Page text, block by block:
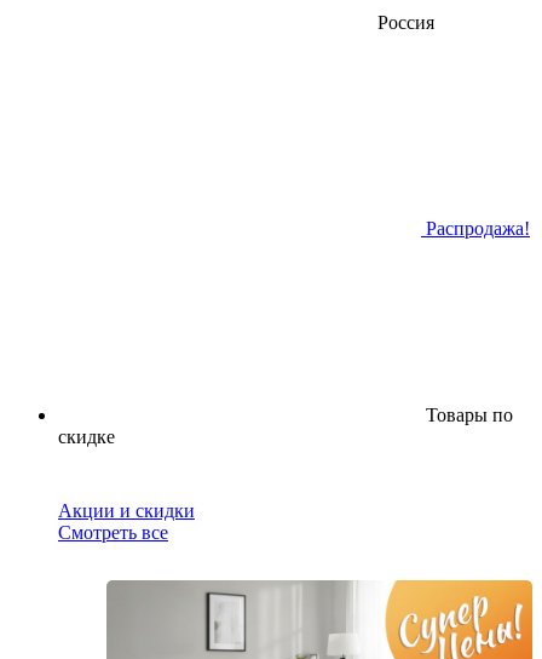
Россия
Распродажа!
Товары по
скидке
Акции и скидки
Смотреть все